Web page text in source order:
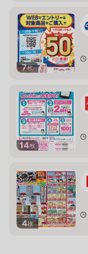
7枚
14枚
4枚